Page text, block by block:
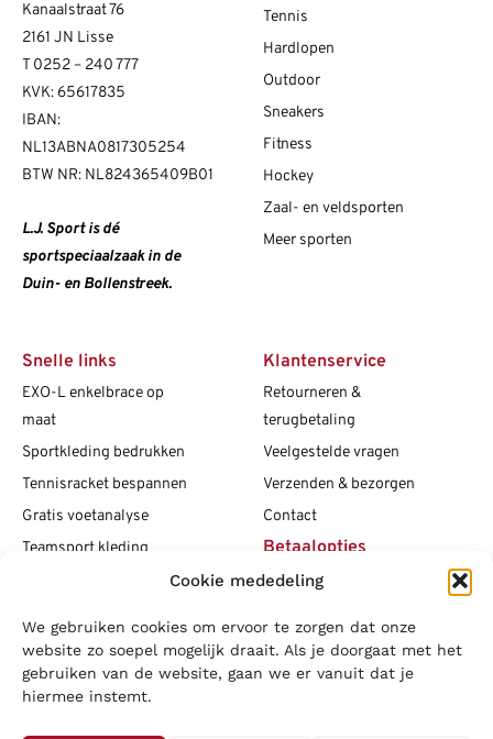
Cookie mededeling
We gebruiken cookies om ervoor te zorgen dat onze
website zo soepel mogelijk draait. Als je doorgaat met het
gebruiken van de website, gaan we er vanuit dat je
hiermee instemt.
Kanaalstraat 76
2161 JN Lisse
T0252 – 240 777
KVK: 65617835
IBAN:
NL13ABNA0817305254
BTW NR: NL824365409B01
L.J. Sport is dé
sportspeciaalzaak in de
Duin- en Bollenstreek.
Tennis
Hardlopen
Outdoor
Sneakers
Fitness
Hockey
Zaal- en veldsporten
Meer sporten
Snelle links
EXO-L enkelbrace op
maat
Sportkleding bedrukken
Tennisracket bespannen
Gratis voetanalyse
Teamsport kleding
Vacatures
Blogs
Klantenservice
Retourneren &
terugbetaling
Veelgestelde vragen
Verzenden & bezorgen
Contact
Betaalopties
Social media